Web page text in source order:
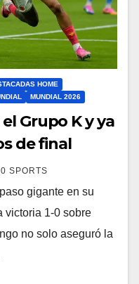
HOME
MUNDIAL 2026
Grupo K y ya
de final
SPORTS
gigante en su
victoria 1-0 sobre
no solo aseguró la